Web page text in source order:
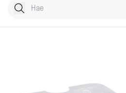
Hae tuotteita
Kirjoita hakusana...